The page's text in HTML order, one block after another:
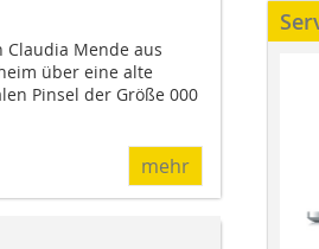
Mende aus
über eine alte
Pinsel der Größe 000
mehr